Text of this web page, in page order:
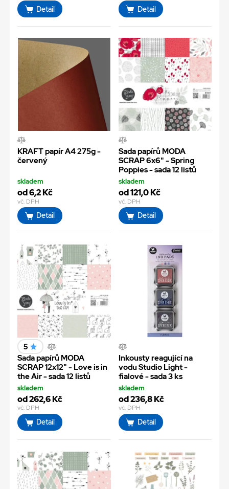
Detail Detail
KRAFT papír A4 275g -
červený
skladem
od 6,2 Kč
vč. DPH
Detail
Sada papírů MODA
SCRAP 6x6" - Spring
Poppies - sada 12 listů
skladem
od 121,0 Kč
vč. DPH
Detail
5
Sada papírů MODA
SCRAP 12x12" - Love is in
the Air - sada 12 listů
skladem
od 262,6 Kč
vč. DPH
Detail
Inkousty reagující na
vodu Studio Light -
fialové - sada 3 ks
skladem
od 236,8 Kč
vč. DPH
Detail